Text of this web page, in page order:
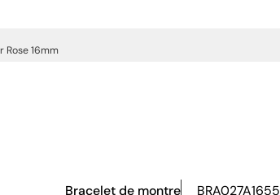
16mm
Bracelet de montre BRA027A1655